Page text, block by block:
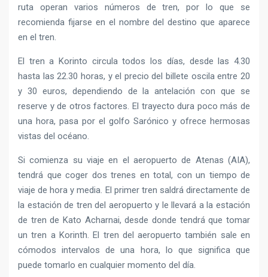
ruta operan varios números de tren, por lo que se
recomienda fijarse en el nombre del destino que aparece
en el tren.
El tren a Korinto circula todos los días, desde las 4.30
hasta las 22.30 horas, y el precio del billete oscila entre 20
y 30 euros, dependiendo de la antelación con que se
reserve y de otros factores. El trayecto dura poco más de
una hora, pasa por el golfo Sarónico y ofrece hermosas
vistas del océano.
Si comienza su viaje en el aeropuerto de Atenas (AIA),
tendrá que coger dos trenes en total, con un tiempo de
viaje de hora y media. El primer tren saldrá directamente de
la estación de tren del aeropuerto y le llevará a la estación
de tren de Kato Acharnai, desde donde tendrá que tomar
un tren a Korinth. El tren del aeropuerto también sale en
cómodos intervalos de una hora, lo que significa que
puede tomarlo en cualquier momento del día.